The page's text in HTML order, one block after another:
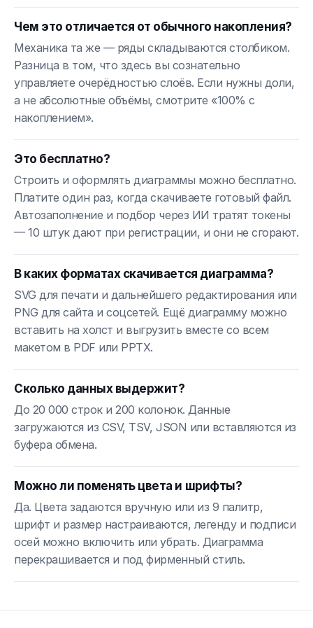
Чем это отличается от обычного накопления?
Механика та же — ряды складываются столбиком.
Разница в том, что здесь вы сознательно
управляете очерёдностью слоёв. Если нужны доли,
а не абсолютные объёмы, смотрите «100% с
накоплением».
Это бесплатно?
Строить и оформлять диаграммы можно бесплатно.
Платите один раз, когда скачиваете готовый файл.
Автозаполнение и подбор через ИИ тратят токены
— 10 штук дают при регистрации, и они не сгорают.
В каких форматах скачивается диаграмма?
SVG для печати и дальнейшего редактирования или
PNG для сайта и соцсетей. Ещё диаграмму можно
вставить на холст и выгрузить вместе со всем
макетом в PDF или PPTX.
Сколько данных выдержит?
До 20 000 строк и 200 колонок. Данные
загружаются из CSV, TSV, JSON или вставляются из
буфера обмена.
Можно ли поменять цвета и шрифты?
Да. Цвета задаются вручную или из 9 палитр,
шрифт и размер настраиваются, легенду и подписи
осей можно включить или убрать. Диаграмма
перекрашивается и под фирменный стиль.